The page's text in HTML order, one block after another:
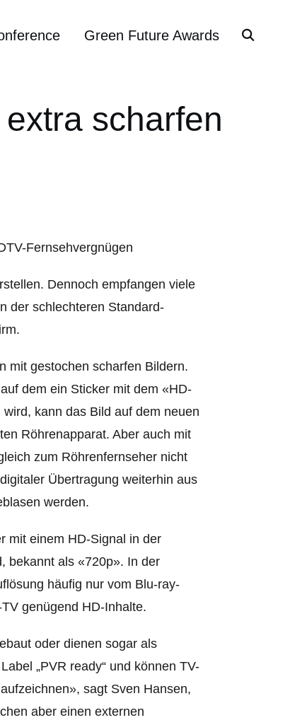
Green Future Awards
scharfen
Dennoch empfangen viele
der schlechteren Standard-
mit gestochen scharfen Bildern.
dem ein Sticker mit dem «HD-
kann das Bild auf dem neuen
Röhrenapparat. Aber auch mit
zum Röhrenfernseher nicht
Übertragung weiterhin aus
werden.
mit einem HD-Signal in der
bekannt als «720p». In der
häufig nur vom Blu-ray-
genügend HD-Inhalte.
oder dienen sogar als
„PVR ready“ und können TV-
sagt Sven Hansen,
aber einen externen